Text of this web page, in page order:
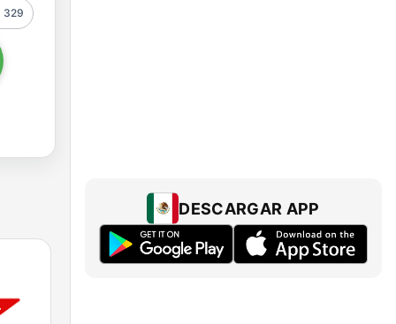
329
DESCARGAR APP